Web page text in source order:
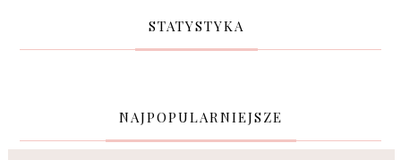
STATYSTYKA
NAJPOPULARNIEJSZE